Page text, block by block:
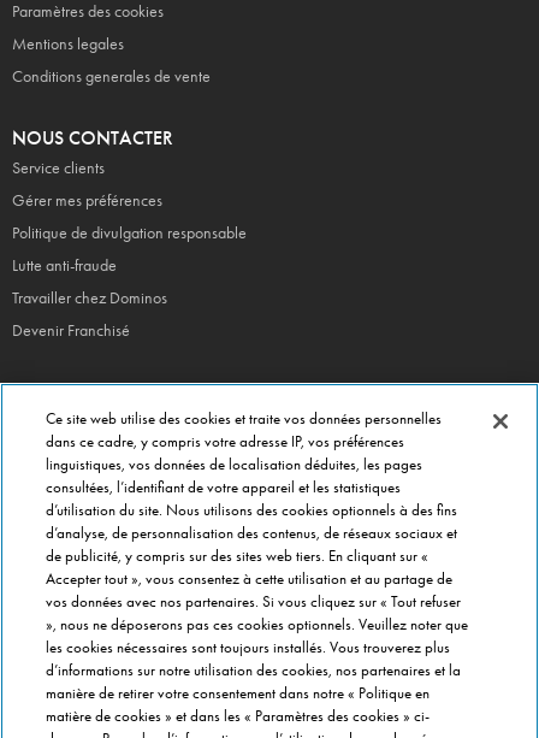
Paramètres des cookies
Mentions legales
Conditions generales de vente
NOUS CONTACTER
Service clients
Gérer mes préférences
Politique de divulgation responsable
Lutte anti-fraude
Travailler chez Dominos
Devenir Franchisé
EN CE MOMENT
Bouchées Doubles
Jours Fous
Domino's x Oasis x Spiderman
Nos opérations locales
PRÈS DE CHEZ VOUS
Pizzas Paris
Pizzas Lyon
Ce site web utilise des cookies et traite vos données personnelles
dans ce cadre, y compris votre adresse IP, vos préférences
linguistiques, vos données de localisation déduites, les pages
consultées, l’identifiant de votre appareil et les statistiques
d’utilisation du site. Nous utilisons des cookies optionnels à des fins
d’analyse, de personnalisation des contenus, de réseaux sociaux et
de publicité, y compris sur des sites web tiers. En cliquant sur «
Accepter tout », vous consentez à cette utilisation et au partage de
vos données avec nos partenaires. Si vous cliquez sur « Tout refuser
», nous ne déposerons pas ces cookies optionnels. Veuillez noter que
les cookies nécessaires sont toujours installés. Vous trouverez plus
d’informations sur notre utilisation des cookies, nos partenaires et la
manière de retirer votre consentement dans notre « Politique en
matière de cookies » et dans les « Paramètres des cookies » ci-